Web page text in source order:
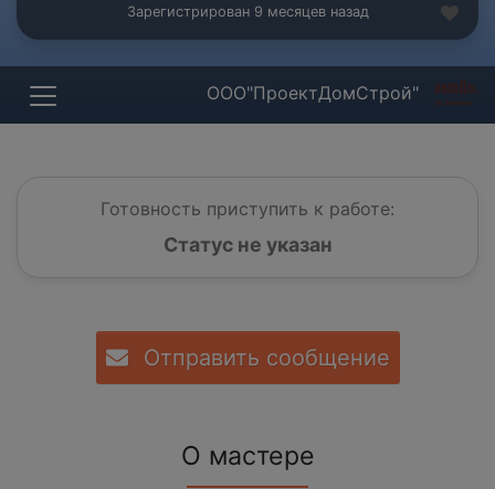
Зарегистрирован 9 месяцев назад
ООО"ПроектДомСтрой"
Готовность приступить к работе:
Статус не указан
Отправить сообщение
О мастере